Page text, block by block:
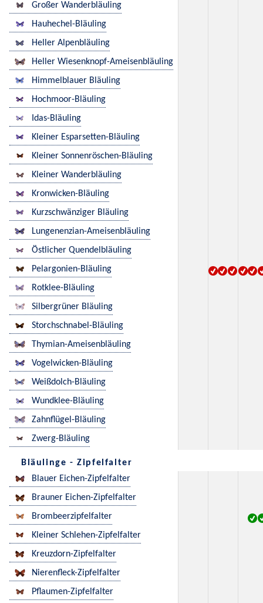
Großer Wanderbläuling
Hauhechel-Bläuling
Heller Alpenbläuling
Heller Wiesenknopf-Ameisenbläuling
Himmelblauer Bläuling
Hochmoor-Bläuling
Idas-Bläuling
Kleiner Esparsetten-Bläuling
Kleiner Sonnenröschen-Bläuling
Kleiner Wanderbläuling
Kronwicken-Bläuling
Kurzschwänziger Bläuling
Lungenenzian-Ameisenbläuling
Östlicher Quendelbläuling
Pelargonien-Bläuling
Rotklee-Bläuling
Silbergrüner Bläuling
Storchschnabel-Bläuling
Thymian-Ameisenbläuling
Vogelwicken-Bläuling
Weißdolch-Bläuling
Wundklee-Bläuling
Zahnflügel-Bläuling
Zwerg-Bläuling
Bläulinge - Zipfelfalter
Blauer Eichen-Zipfelfalter
Brauner Eichen-Zipfelfalter
Brombeerzipfelfalter
Kleiner Schlehen-Zipfelfalter
Kreuzdorn-Zipfelfalter
Nierenfleck-Zipfelfalter
Pflaumen-Zipfelfalter